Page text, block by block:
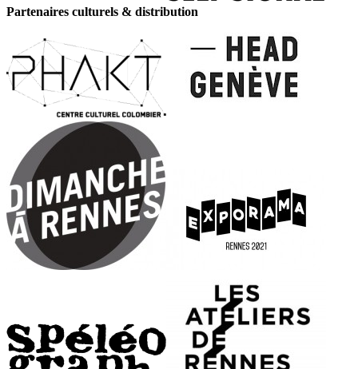
Partenaires culturels & distribution